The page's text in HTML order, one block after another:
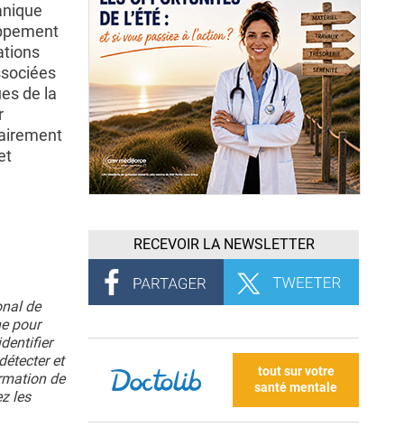
de la
de
pour
et
de
les
RECEVOIR LA NEWSLETTER
tout sur votre
santé mentale